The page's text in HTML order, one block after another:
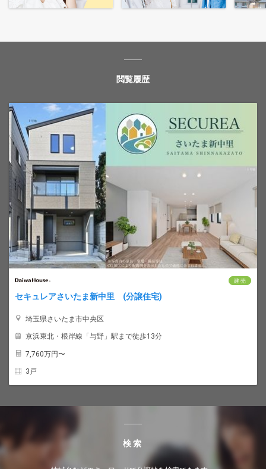
閲覧履歴
建 売
セキュレアさいたま新中里 (分譲住宅)
埼玉県さいたま市中央区
京浜東北・根岸線「与野」駅まで徒歩13分
7,760万円〜
3戸
検索